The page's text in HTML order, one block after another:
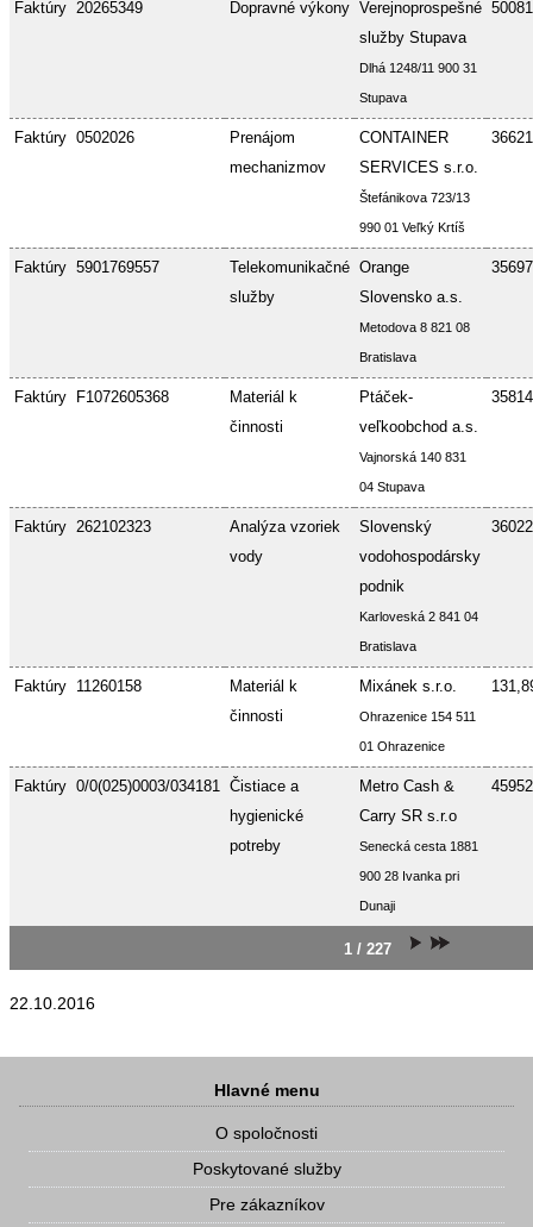
Faktúry 20265349 Dopravné výkony Verejnoprospešné
služby Stupava
Dlhá 1248/11 900 31
Stupava
Faktúry 0502026
Prenájom
mechanizmov
CONTAINER
SERVICES s.r.o.
Štefánikova 723/13
990 01 Veľký Krtíš
Faktúry 5901769557
Telekomunikačné
služby
Orange
Slovensko a.s.
Metodova 8 821 08
Bratislava
Faktúry F1072605368
Materiál k
činnosti
Ptáček-
veľkoobchod a.s.
Vajnorská 140 831
04 Stupava
Faktúry 262102323
Analýza vzoriek
vody
Slovenský
vodohospodársky
podnik
Karloveská 2 841 04
Bratislava
Faktúry 11260158
Materiál k
činnosti
Mixánek s.r.o.
Ohrazenice 154 511
01 Ohrazenice
Faktúry 0/0(025)0003/034181 Čistiace a
hygienické
potreby
Metro Cash &
Carry SR s.r.o
Senecká cesta 1881
900 28 Ivanka pri
Dunaji
1 / 227
22.10.2016
Hlavné menu
O spoločnosti
Poskytované služby
Pre zákazníkov